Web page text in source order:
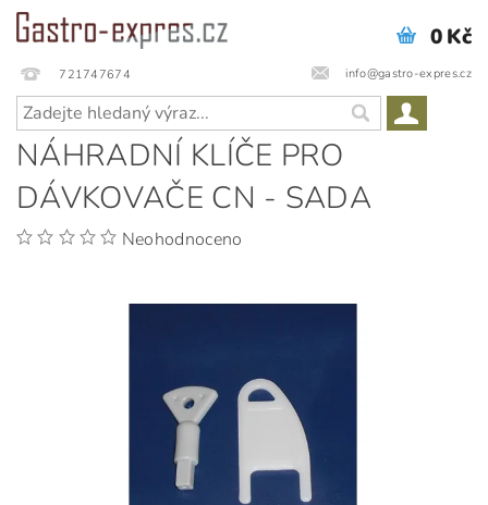
721747674 info@gastro-expres.cz
0 Kč
NÁHRADNÍ KLÍČE PRO
DÁVKOVAČE CN - SADA
Neohodnoceno